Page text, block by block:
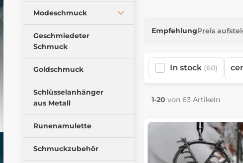
Keltische Amulette
Mittelalterliche
Slawenamulette
Fantasie Amulette
Anhänger
Torques
Broschen
Halsketten
Ohrringe
Bartperlen
Modeschmuck
Anhänger
Mittelalterliche Kronen
Haar Klammern
Geschliffene Steine und
Brosche
Geschmiedeter
Schmuck
Goldschmuck
Schlüsselanhänger
aus Metall
Runenamulette
Schmuckzubehör
EmpfehlungPreis
In stock (60)
1-20 von 63 Artikeln